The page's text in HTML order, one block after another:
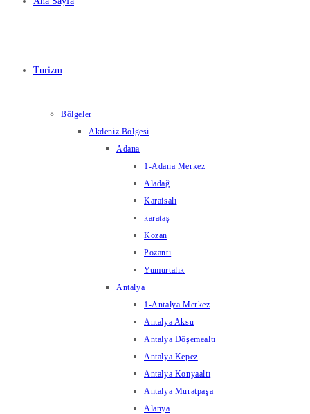
Turizm
Bölgeler
Akdeniz Bölgesi
Adana
1-Adana Merkez
Aladağ
Karaisalı
karataş
Kozan
Pozantı
Yumurtalık
Antalya
1-Antalya Merkez
Antalya Aksu
Antalya Döşemealtı
Antalya Kepez
Antalya Konyaaltı
Antalya Muratpaşa
Alanya